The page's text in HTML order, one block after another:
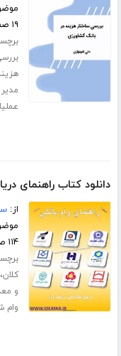
۱۹ صفحه
دانلود کتاب راهنمای
از:
۱۱۴ صفحه
کلان،
و
وام